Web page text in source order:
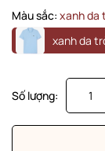
Màu sắc: xanh da
xanh da
Số lượng: